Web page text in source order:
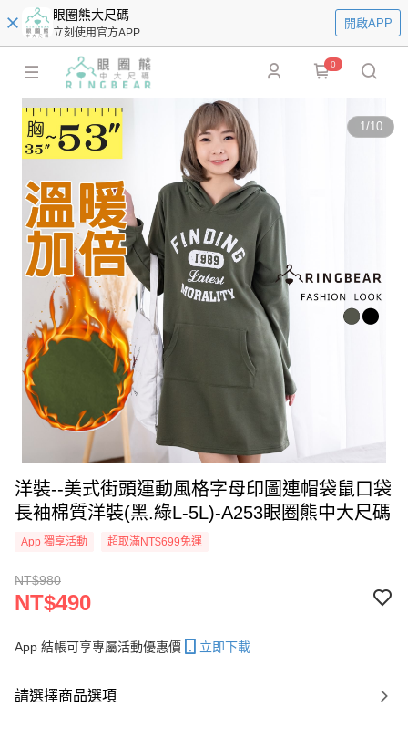
眼圈熊大尺碼
立刻使用官方APP
開啟APP
0
1/10
洋裝--美式街頭運動風格字母印圖連帽袋鼠口袋
長袖棉質洋裝(黑.綠L-5L)-A253眼圈熊中大尺碼
App 獨享活動 超取滿NT$699免運
NT$980
NT$490
App 結帳可享專屬活動優惠價 立即下載
請選擇商品選項